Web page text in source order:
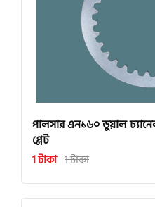
পালসার এন১৬০ ডুয়াল
প্লেট
1 টাকা 1 টাকা